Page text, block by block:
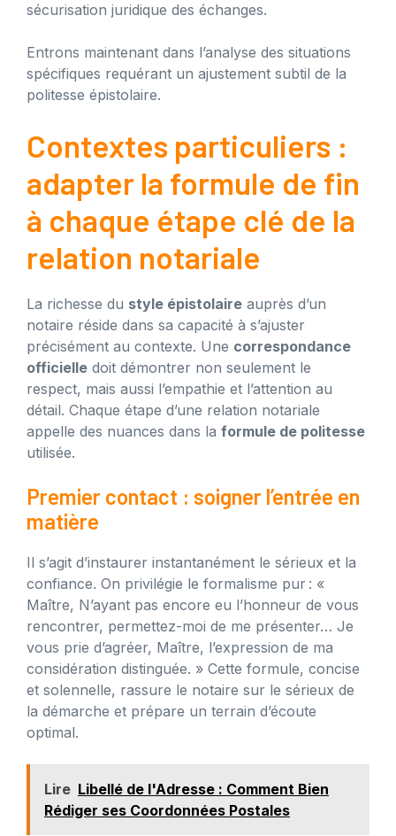
sécurisation juridique des échanges.
Entrons maintenant dans l’analyse des situations
spécifiques requérant un ajustement subtil de la
politesse épistolaire.
Contextes particuliers :
adapter la formule de fin
à chaque étape clé de la
relation notariale
La richesse du style épistolaire auprès d’un
notaire réside dans sa capacité à s’ajuster
précisément au contexte. Une correspondance
officielle doit démontrer non seulement le
respect, mais aussi l’empathie et l’attention au
détail. Chaque étape d’une relation notariale
appelle des nuances dans la formule de politesse
utilisée.
Premier contact : soigner l’entrée en
matière
Il s’agit d’instaurer instantanément le sérieux et la
confiance. On privilégie le formalisme pur : «
Maître, N’ayant pas encore eu l’honneur de vous
rencontrer, permettez-moi de me présenter… Je
vous prie d’agréer, Maître, l’expression de ma
considération distinguée. » Cette formule, concise
et solennelle, rassure le notaire sur le sérieux de
la démarche et prépare un terrain d’écoute
optimal.
Lire Libellé de l'Adresse : Comment Bien
Rédiger ses Coordonnées Postales